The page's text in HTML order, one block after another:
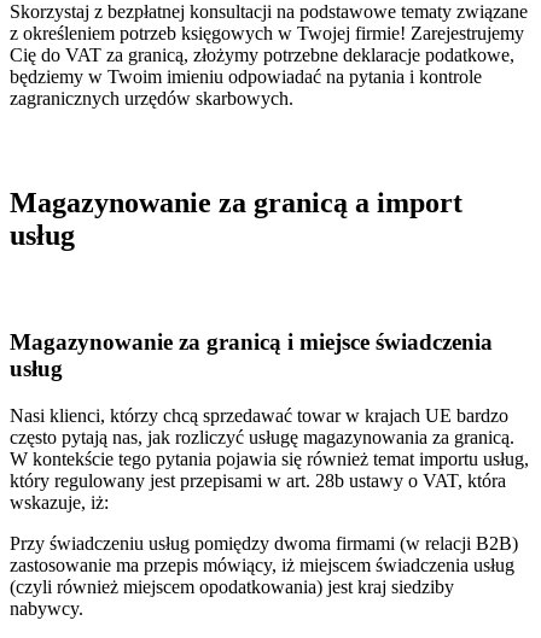
Skorzystaj z bezpłatnej konsultacji na podstawowe tematy związane
z określeniem potrzeb księgowych w Twojej firmie! Zarejestrujemy
Cię do VAT za granicą, złożymy potrzebne deklaracje podatkowe,
będziemy w Twoim imieniu odpowiadać na pytania i kontrole
zagranicznych urzędów skarbowych.
Magazynowanie za granicą a import
usług
Magazynowanie za granicą i miejsce świadczenia
usług
Nasi klienci, którzy chcą sprzedawać towar w krajach UE bardzo
często pytają nas, jak rozliczyć usługę magazynowania za granicą.
W kontekście tego pytania pojawia się również temat importu usług,
który regulowany jest przepisami w art. 28b ustawy o VAT, która
wskazuje, iż:
Przy świadczeniu usług pomiędzy dwoma firmami (w relacji B2B)
zastosowanie ma przepis mówiący, iż miejscem świadczenia usług
(czyli również miejscem opodatkowania) jest kraj siedziby
nabywcy.